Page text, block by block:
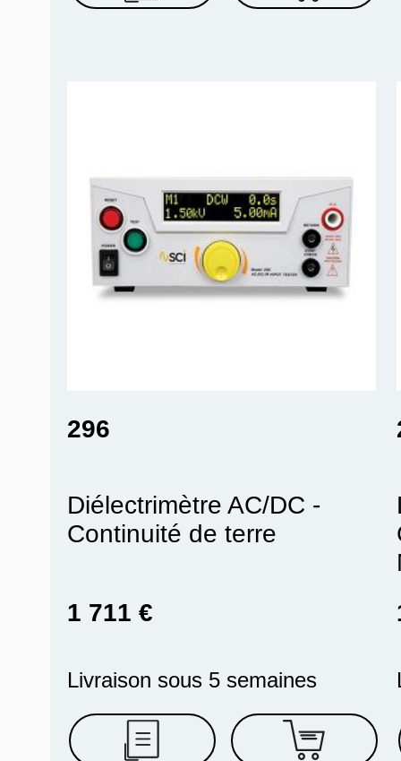
296
Diélectrimètre AC/DC -
Continuité de terre
1 711 €
Livraison sous 5 semaines